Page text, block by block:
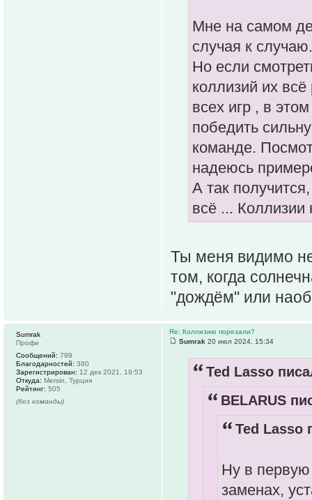
Мне на самом
случая к случаю.
Но если
коллизий их
всех игр , в
победить
команде.
надеюсь
А так
всё ... Коллизии
Ты меня видимо
том, когда
"дождём" или
Re: Коллизию порезали?
Sumrak 20 июл 2024, 15:34
Ted Lasso
BELARUS
Ted Lasso
Ну в первую
заменах,
Sumrak
Профи
Сообщений: 799
Благодарностей: 380
Зарегистрирован: 12 дек 2021, 19:53
Откуда: Mersin, Турция
Рейтинг: 505
(без команды)